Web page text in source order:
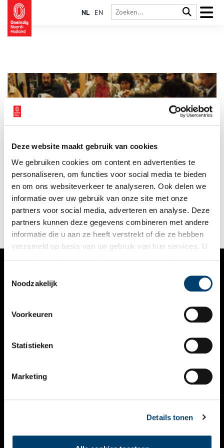
Deze website maakt gebruik van cookies
We gebruiken cookies om content en advertenties te
personaliseren, om functies voor social media te bieden
en om ons websiteverkeer te analyseren. Ook delen we
informatie over uw gebruik van onze site met onze
partners voor social media, adverteren en analyse. Deze
partners kunnen deze gegevens combineren met andere
informatie die u aan ze heeft verstrekt of die ze hebben
verzameld op basis van uw gebruik van hun services. U
Noodzakelijk
Voorkeuren
Statistieken
Marketing
Details tonen
NL EN
In het kleine Beverwijk huist, naar verluidt, de grootste
overdekte markt van Europa. De Beverwijkse Bazaar is voor
veel mensen een dagje vakantie in eigen land, waar ze kunnen
genieten van koopwaar en gerechten uit de hele wereld. Maar
weinigen weten dat de voorloper van de Zwarte Markt, zoals
de Bazaar jarenlang bekendstond, al veel ouder is. Wel 750
jaar, om precies te zijn, toen Beverwijk marktrechten kreeg van
graaf Floris V.
VERHALEN
KALENDER
THEMA’S
VIDEO’S
CONTACT